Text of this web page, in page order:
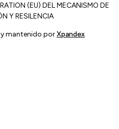
(EU) DEL MECANISMO DE
Y RESILENCIA
mantenido porXpandex